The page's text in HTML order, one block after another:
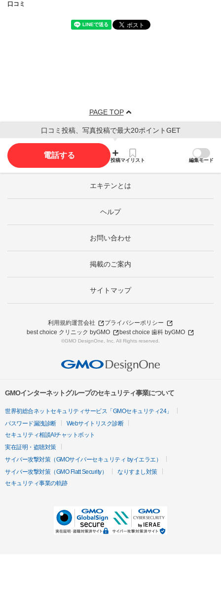
口コミ
PAGE TOP
口コミ投稿、写真投稿で最大20ポイントGET
電話する
投稿マイリスト 編集モード
エキテンとは
ヘルプ
お問い合わせ
掲載のご案内
サイトマップ
利用規約運営会社
プライバシーポリシー
best choice クリニック byGMO
best choice 歯科 byGMO
©GMO DesignOne, Inc. All Rights reserved.
GMOインターネットグループのセキュリティ事業について
世界初総合ネットセキュリティサービス「GMOセキュリティ24」
パスワード漏洩診断
Webサイトリスク診断
セキュリティ相談AIチャットボット
実在証明・盗聴対策
サイバー攻撃対策（GMOサイバーセキュリティ byイエラエ）
サイバー攻撃対策（GMO Flatt Security）
なりすまし対策
セキュリティ事業の軌跡